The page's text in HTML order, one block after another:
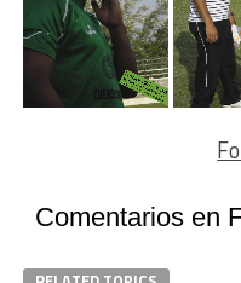
Comentarios en